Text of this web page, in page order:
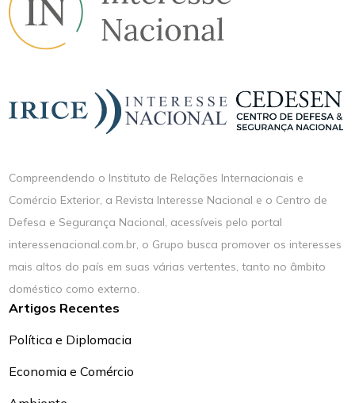
Compreendendo o Instituto de Relações Internacionais e
Comércio Exterior, a Revista Interesse Nacional e o Centro de
Defesa e Segurança Nacional, acessíveis pelo portal
interessenacional.com.br, o Grupo busca promover os interesses
mais altos do país em suas várias vertentes, tanto no âmbito
doméstico como externo.
Artigos Recentes
Política e Diplomacia
Economia e Comércio